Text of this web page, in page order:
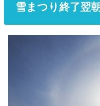
雪まつり終了翌